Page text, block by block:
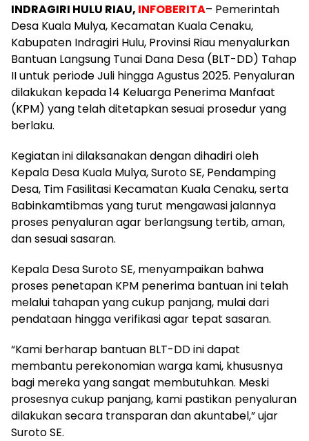
INDRAGIRI HULU RIAU, INFOBERITA– Pemerintah
Desa Kuala Mulya, Kecamatan Kuala Cenaku,
Kabupaten Indragiri Hulu, Provinsi Riau menyalurkan
Bantuan Langsung Tunai Dana Desa (BLT-DD) Tahap
II untuk periode Juli hingga Agustus 2025. Penyaluran
dilakukan kepada 14 Keluarga Penerima Manfaat
(KPM) yang telah ditetapkan sesuai prosedur yang
berlaku.
Kegiatan ini dilaksanakan dengan dihadiri oleh
Kepala Desa Kuala Mulya, Suroto SE, Pendamping
Desa, Tim Fasilitasi Kecamatan Kuala Cenaku, serta
Babinkamtibmas yang turut mengawasi jalannya
proses penyaluran agar berlangsung tertib, aman,
dan sesuai sasaran.
Kepala Desa Suroto SE, menyampaikan bahwa
proses penetapan KPM penerima bantuan ini telah
melalui tahapan yang cukup panjang, mulai dari
pendataan hingga verifikasi agar tepat sasaran.
“Kami berharap bantuan BLT-DD ini dapat
membantu perekonomian warga kami, khususnya
bagi mereka yang sangat membutuhkan. Meski
prosesnya cukup panjang, kami pastikan penyaluran
dilakukan secara transparan dan akuntabel,” ujar
Suroto SE.